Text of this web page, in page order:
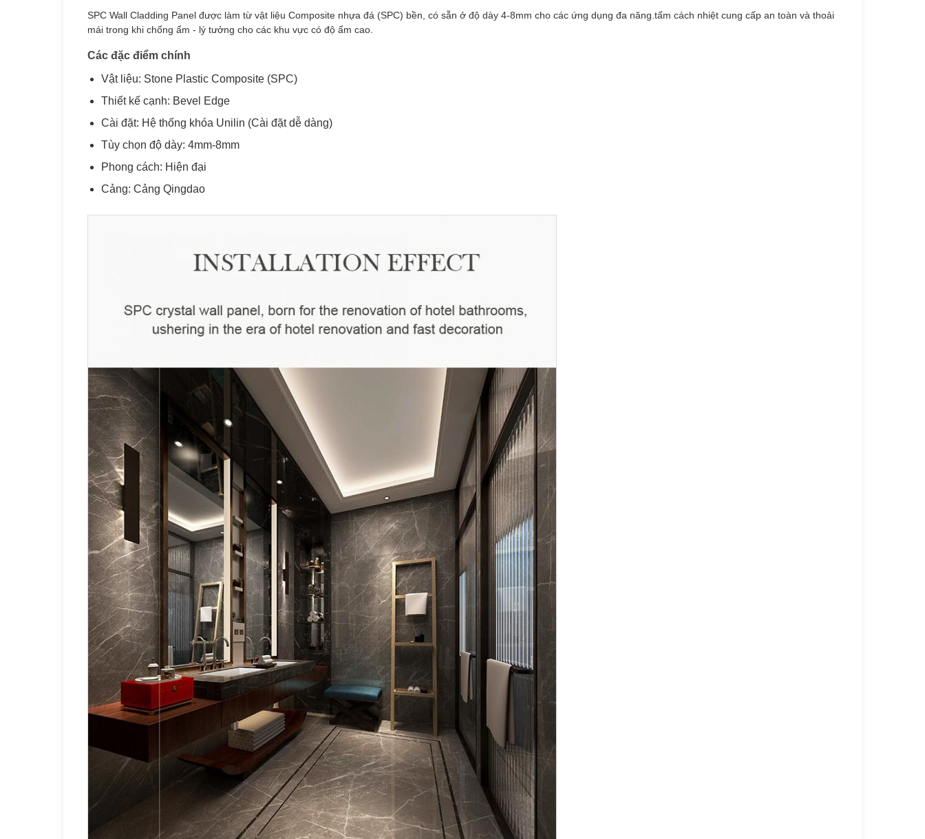
SPC Wall Cladding Panel được làm từ vật liệu Composite nhựa đá (SPC) bền, có sẵn ở độ dày 4-8mm cho các ứng dụng đa năng.tấm cách nhiệt cung cấp an toàn và thoải
mái trong khi chống ẩm - lý tưởng cho các khu vực có độ ẩm cao.
Các đặc điểm chính
Vật liệu: Stone Plastic Composite (SPC)
Thiết kế cạnh: Bevel Edge
Cài đặt: Hệ thống khóa Unilin (Cài đặt dễ dàng)
Tùy chọn độ dày: 4mm-8mm
Phong cách: Hiện đại
Cảng: Cảng Qingdao